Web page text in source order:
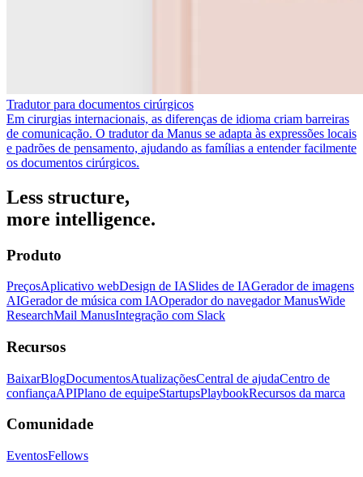
Tradutor para documentos cirúrgicos
Em cirurgias internacionais, as diferenças de idioma criam barreiras
de comunicação. O tradutor da Manus se adapta às expressões locais
e padrões de pensamento, ajudando as famílias a entender facilmente
os documentos cirúrgicos.
Less structure,
more intelligence.
Produto
PreçosAplicativo webDesign de IASlides de IAGerador de imagens
AIGerador de música com IAOperador do navegador ManusWide
ResearchMail ManusIntegração com Slack
Recursos
BaixarBlogDocumentosAtualizaçõesCentral de ajudaCentro de
confiançaAPIPlano de equipeStartupsPlaybookRecursos da marca
Comunidade
EventosFellows